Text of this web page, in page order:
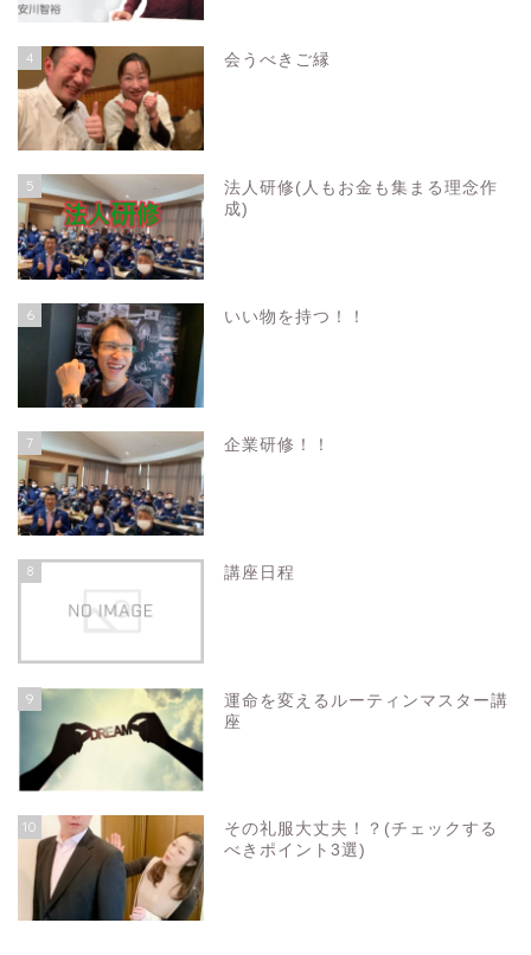
4 会うべきご縁
5
法人研修(人もお金も集まる理念作
成)
6 いい物を持つ！！
7 企業研修！！
8 講座日程
9
運命を変えるルーティンマスター講
座
10
その礼服大丈夫！？(チェックする
べきポイント3選)